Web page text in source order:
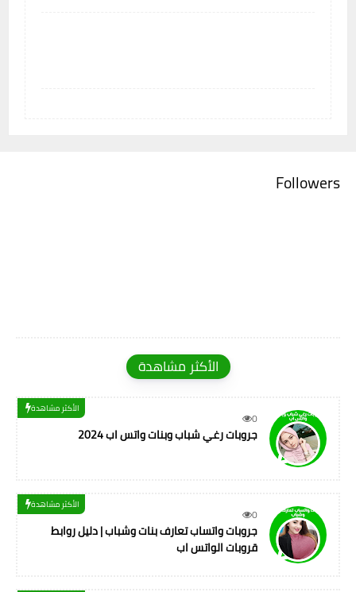
Followers
الأكثر مشاهدة
0
الأكثر مشاهدة
جروبات رغي شباب وبنات واتس اب 2024
0
الأكثر مشاهدة
جروبات واتساب تعارف بنات وشباب | دليل روابط
قروبات الواتس اب